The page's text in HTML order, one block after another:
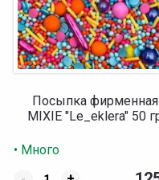
Посыпка фирменная
MIXIE "Le_eklera" 50
• Много